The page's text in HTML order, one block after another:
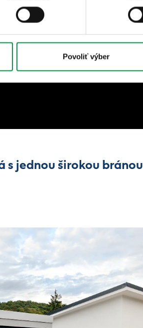
Povoliť výber
s jednou širokou bránou